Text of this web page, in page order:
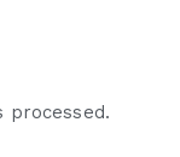
processed.